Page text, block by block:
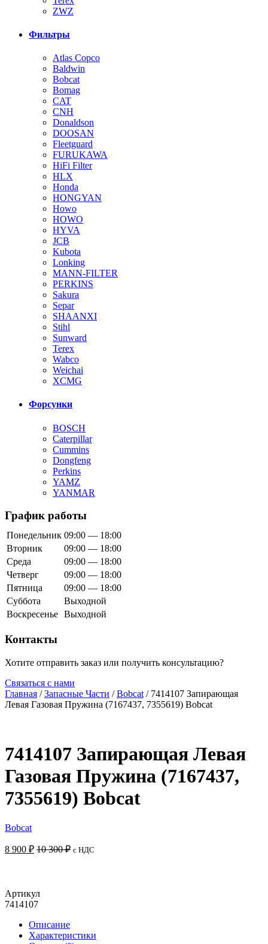
ZWZ
Фильтры
Atlas Copco
Baldwin
Bobcat
Bomag
CAT
CNH
Donaldson
DOOSAN
Fleetguard
FURUKAWA
HiFi Filter
HLX
Honda
HONGYAN
Howo
HOWO
HYVA
JCB
Kubota
Lonking
MANN-FILTER
PERKINS
Sakura
Separ
SHAANXI
Stihl
Sunward
Terex
Wabco
Weichai
XCMG
Форсунки
BOSCH
Caterpillar
Cummins
Dongfeng
Perkins
YAMZ
YANMAR
График работы
Понедельник 09:00 — 18:00
Вторник
09:00 — 18:00
Среда
09:00 — 18:00
Четверг
09:00 — 18:00
Пятница
09:00 — 18:00
Суббота
Выходной
Воскресенье Выходной
Контакты
Хотите отправить заказ или получить консультацию?
Связаться с нами
Главная /Запасные Части /Bobcat / 7414107 Запирающая
Левая Газовая Пружина (7167437, 7355619) Bobcat
7414107 Запирающая Левая
Газовая Пружина (7167437,
7355619) Bobcat
Bobcat
8 900 ₽ 10 300₽ с НДС
Артикул
7414107
Описание
Характеристики